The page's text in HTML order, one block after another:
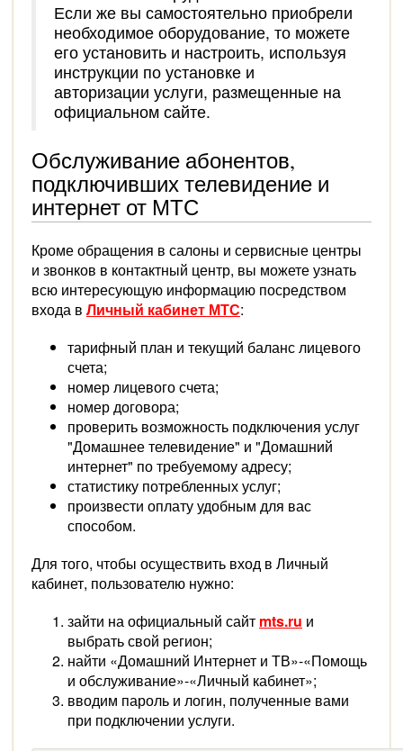
Если же вы самостоятельно приобрели
необходимое оборудование, то можете
его установить и настроить, используя
инструкции по установке и
авторизации услуги, размещенные на
официальном сайте.
Обслуживание абонентов,
подключивших телевидение и
интернет от МТС
Кроме обращения в салоны и сервисные центры
и звонков в контактный центр, вы можете узнать
всю интересующую информацию посредством
входа в Личный кабинет МТС:
тарифный план и текущий баланс лицевого
счета;
номер лицевого счета;
номер договора;
проверить возможность подключения услуг
"Домашнее телевидение" и "Домашний
интернет" по требуемому адресу;
статистику потребленных услуг;
произвести оплату удобным для вас
способом.
Для того, чтобы осуществить вход в Личный
кабинет, пользователю нужно:
зайти на официальный сайт mts.ru и
выбрать свой регион;
найти «Домашний Интернет и ТВ»-«Помощь
и обслуживание»-«Личный кабинет»;
вводим пароль и логин, полученные вами
при подключении услуги.